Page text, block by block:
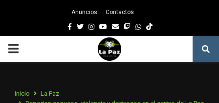
Anuncios Contactos
Facebook
TwitterInstagram
Youtube
EmailTwitchWhatsapp
PRIMARY
Inicio
La Paz